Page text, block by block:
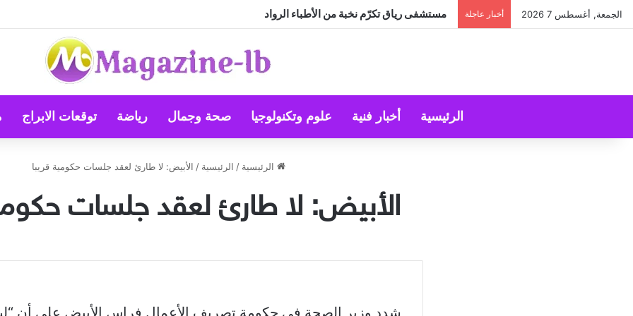
الجمعة, أغسطس 7 2026 أخبار عاجلة مستشفى رياق تكرّم نخبة من الأطباء الرواد
الرئيسية أخبار فنية علوم وتكنولوجيا صحة وجمال رياضة توقعات الابراج
الرئيسية / الرئيسية / الأبيض: لا طارئ لعقد جلسات حكومية قريبا
الأبيض: لا طارئ لعقد جلسات
شدد وزير الصحة في حكومة تصريف الأعمال فراس الأبيض على أن